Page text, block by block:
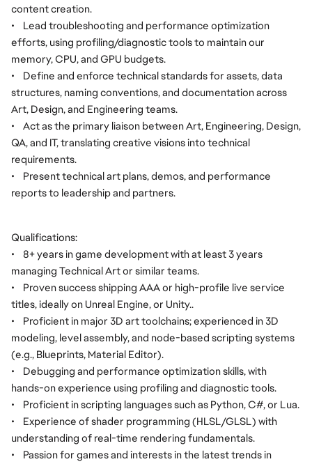
content creation.
•
Lead troubleshooting and performance optimization
efforts, using profiling/diagnostic tools to maintain our
memory, CPU, and GPU budgets.
•
Define and enforce technical standards for assets, data
structures, naming conventions, and documentation across
Art, Design, and Engineering teams.
•
Act as the primary liaison between Art, Engineering, Design,
QA, and IT, translating creative visions into technical
requirements.
•
Present technical art plans, demos, and performance
reports to leadership and partners.
Qualifications:
•
8+ years in game development with at least 3 years
managing Technical Art or similar teams.
•
Proven success shipping AAA or high-profile live service
titles, ideally on Unreal Engine, or Unity..
•
Proficient in major 3D art toolchains; experienced in 3D
modeling, level assembly, and node-based scripting systems
(e.g., Blueprints, Material Editor).
•
Debugging and performance optimization skills, with
hands-on experience using profiling and diagnostic tools.
•
Proficient in scripting languages such as Python, C#, or Lua.
•
Experience of shader programming (HLSL/GLSL) with
understanding of real-time rendering fundamentals.
•
Passion for games and interests in the latest trends in